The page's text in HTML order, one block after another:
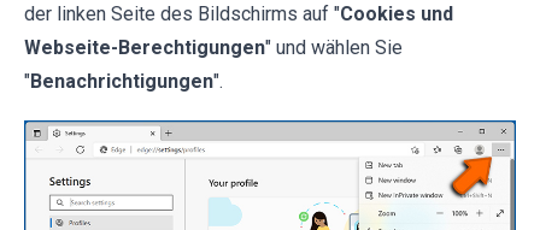
der linken Seite des Bildschirms auf "Cookies und
Webseite-Berechtigungen" und wählen Sie
"Benachrichtigungen".